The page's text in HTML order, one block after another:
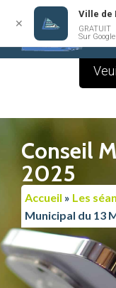
contenu
Conseil
2025
Accueil » Les
Municipal du 13
✕
Ville de
GRATUIT
Sur Le